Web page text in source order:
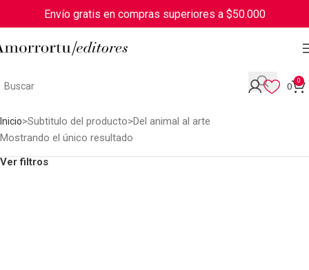
Envío gratis en compras superiores a $50.000
0
0
Inicio Subtitulo del producto Del animal al arte
Mostrando el único resultado
Ver filtros